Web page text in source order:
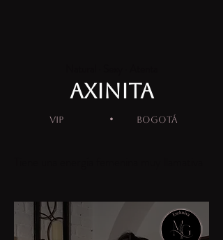
AXINITA
VIP · BOGOTÁ